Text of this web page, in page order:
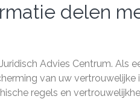
delen
Advies Centrum. Als
van uw
regels en